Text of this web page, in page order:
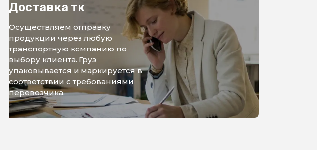
Доставка тк
Осуществляем отправку
продукции через любую
транспортную компанию по
выбору клиента. Груз
упаковывается и маркируется в
соответствии с требованиями
перевозчика.